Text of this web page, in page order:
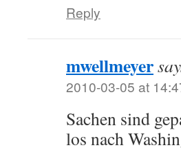
Reply
mwellmeyer
2010-03-05 at
Sachen sind
los nach